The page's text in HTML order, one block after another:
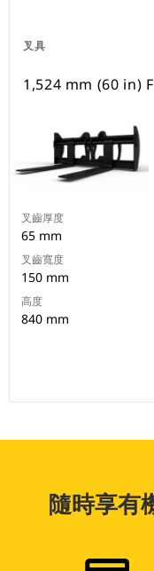
叉具
1,524 mm (60 in)
叉齒厚度
65 mm
叉齒寬度
150 mm
高度
840 mm
隨時享有